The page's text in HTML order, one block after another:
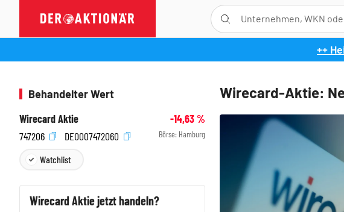
++
Wirecard-Aktie:
Behandelter Wert
Wirecard Aktie
-14,63%
747206
DE0007472060 Börse: Hamburg
Watchlist
WirecardAktie jetzt handeln?